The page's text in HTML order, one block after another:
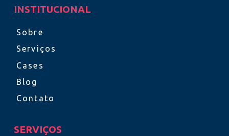
INSTITUCIONAL
Sobre
Serviços
Cases
Blog
Contato
SERVIÇOS